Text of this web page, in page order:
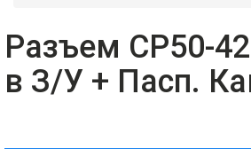
Разъем СР50-
в З/У + Пасп.